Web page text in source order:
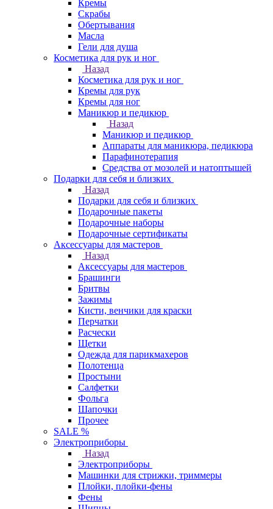
Кремы
Скрабы
Обертывания
Масла
Гели для душа
Косметика для рук и ног
Назад
Косметика для рук и ног
Кремы для рук
Кремы для ног
Маникюр и педикюр
Назад
Маникюр и педикюр
Аппараты для маникюра, педикюра
Парафинотерапия
Средства от мозолей и натоптышей
Подарки для себя и близких
Назад
Подарки для себя и близких
Подарочные пакеты
Подарочные наборы
Подарочные сертификаты
Аксессуары для мастеров
Назад
Аксессуары для мастеров
Брашинги
Бритвы
Зажимы
Кисти, венчики для краски
Перчатки
Расчески
Щетки
Одежда для парикмахеров
Полотенца
Простыни
Салфетки
Фольга
Шапочки
Прочее
SALE %
Электроприборы
Назад
Электроприборы
Машинки для стрижки, триммеры
Плойки, плойки-фены
Фены